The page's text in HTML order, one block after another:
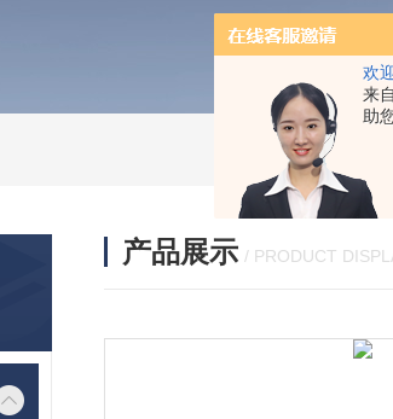
欢
来
助
产品展示 / PRODUCT